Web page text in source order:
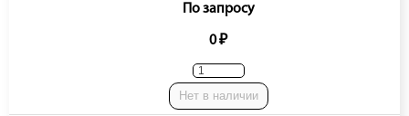
По запросу
0 ₽
Нет в наличии